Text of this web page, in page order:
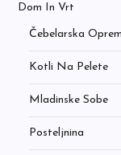
Dom In Vrt
Čebelarska
Kotli Na Pelete
Mladinske Sobe
Posteljnina